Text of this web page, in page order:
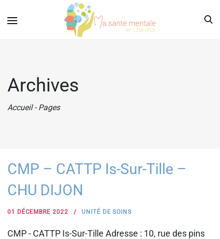
Archives
Accueil - Pages
CMP – CATTP Is-Sur-Tille –
CHU DIJON
01 DÉCEMBRE 2022 UNITÉ DE SOINS
CMP - CATTP Is-Sur-Tille Adresse : 10, rue des pins